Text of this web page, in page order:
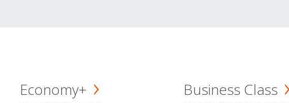
Economy+ Business Class